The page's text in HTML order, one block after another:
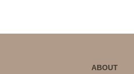
ABOUT